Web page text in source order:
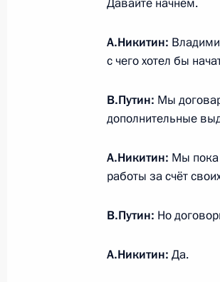
Встреча с
13 февраля 2017 года,
Андрей Никитин
13 февраля 2017 года,
А.Никитин:
с чего хотел бы
В.Путин: Мы
дополнительные
А.Никитин: Мы пока
работы за счёт
В.Путин: Но
А.Никитин: Да.